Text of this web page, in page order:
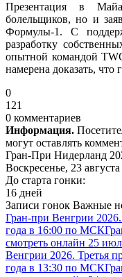
Презентация в
болельщиков, но и
Формулы-1. С
разработку
опытной командой
намерена доказать, что
0
121
0 комментариев
Информация.
могут оставлять
Гран-При Нидерланд
Воскресенье, 23 августа
До старта гонки:
16 дней
Записи гонок Важные
Гран-при Венгрии
года в 16:00 по МСК
смотреть онлайн 25
Венгрии 2026. Третья
года в 13:30 по МСК